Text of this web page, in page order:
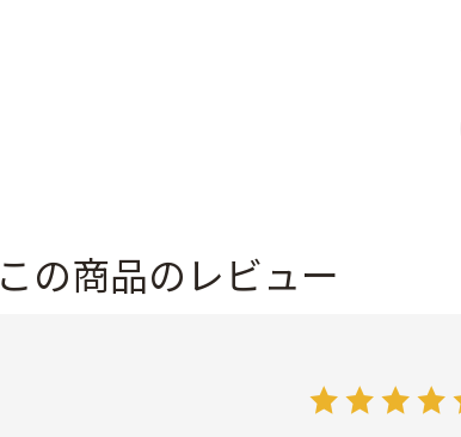
この商品のレビュー